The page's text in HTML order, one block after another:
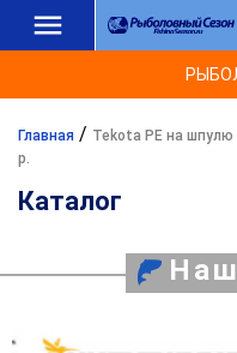
Главная / Tekota PE на шпулю
р.
Каталог